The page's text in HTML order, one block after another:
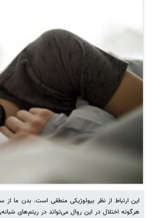
این ارتباط از نظر بیولوژیکی منطقی است. بدن ما
هرگونه اختلال در این روال می‌تواند در ریتم‌های